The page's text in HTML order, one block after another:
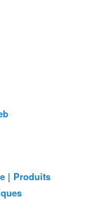
| Produits